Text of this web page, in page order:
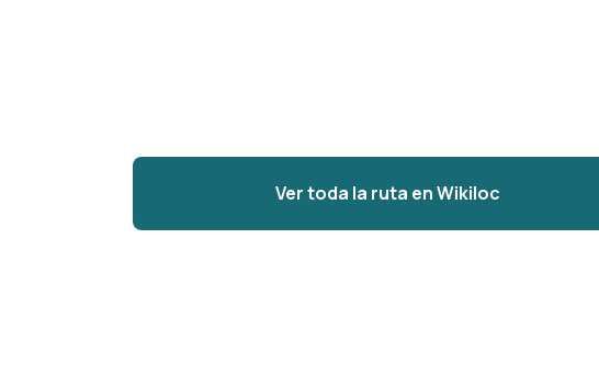
Ver toda la ruta en Wikiloc